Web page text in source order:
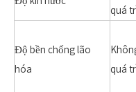
quá
Độ bền chống lão
hóa
quá